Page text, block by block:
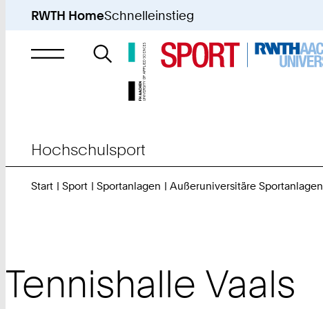
RWTH HomeSchnelleinstieg
Suche
nach
Hochschulsport
Start Sport Sportanlagen Außeruniversitäre Sportanlagen
Tennishalle Vaals